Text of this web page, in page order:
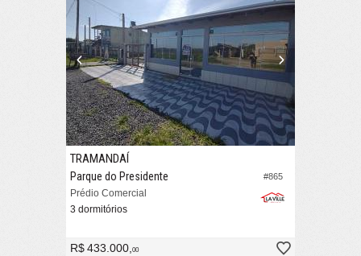
#865
TRAMANDAÍ
Parque do Presidente
Prédio Comercial
3 dormitórios
R$ 433.000,00